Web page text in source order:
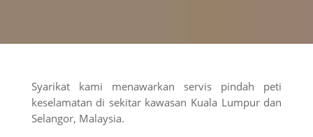
Syarikat kami menawarkan servis pindah peti
keselamatan di sekitar kawasan Kuala Lumpur dan
Selangor, Malaysia.